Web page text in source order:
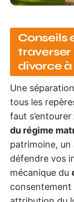
Conseils
traverser
divorce à
Une
tous les
faut s’entourer
du régime
patrimoine, un
défendre vos
mécanique du
consentement